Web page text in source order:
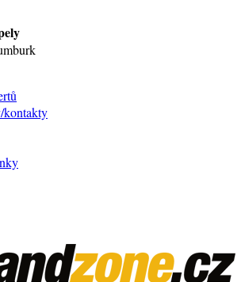
kontakty